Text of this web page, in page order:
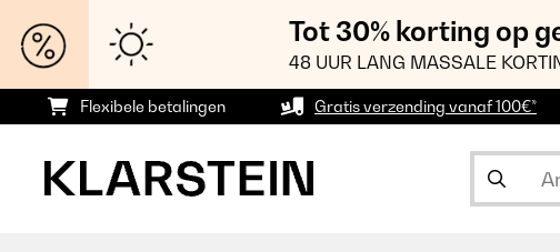
Tot 30% korting op
48 UUR LANG MASSALE
Flexibele betalingen Gratis verzending vanaf 100€*